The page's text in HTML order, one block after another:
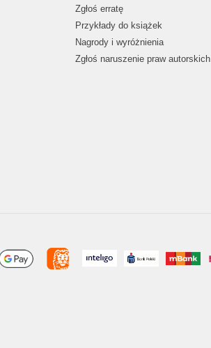
Zgłoś erratę
Przykłady do książek
Nagrody i wyróżnienia
Zgłoś naruszenie praw autorskich